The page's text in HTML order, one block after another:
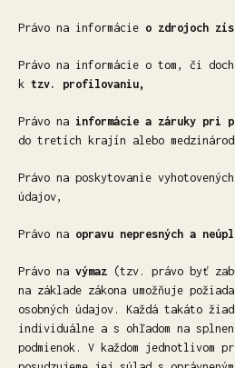
Právo na informácie o zdrojoch
Právo na informácie o tom, či
k tzv. profilovaniu,
Právo na informácie a záruky pri
do tretích krajín alebo
Právo na poskytovanie vyhotovených
údajov,
Právo na opravu nepresných a
Právo na výmaz (tzv. právo byť
na základe zákona umožňuje
osobných údajov. Každá takáto
individuálne a s ohľadom na
podmienok. V každom jednotlivom